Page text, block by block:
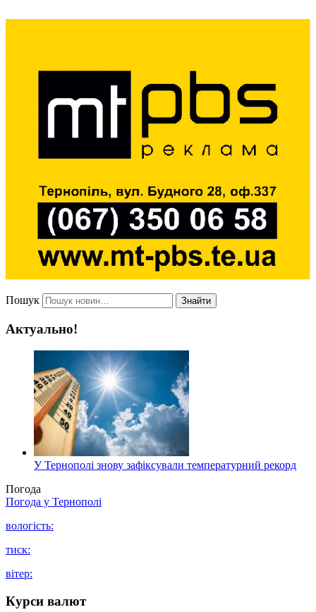
Пошук Знайти
Актуально!
У Тернополі знову зафіксували температурний рекорд
Погода
Погода у Тернополі
вологість:
тиск:
вітер:
Курси валют